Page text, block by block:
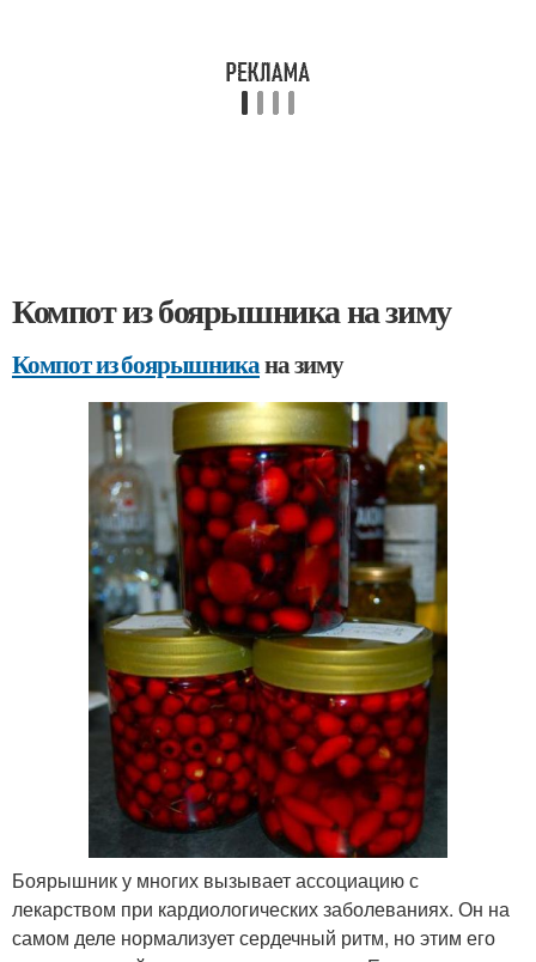
Компот из боярышника на зиму
Компот из боярышникана зиму
Боярышник у многих вызывает ассоциацию с
лекарством при кардиологических заболеваниях. Он на
самом деле нормализует сердечный ритм, но этим его